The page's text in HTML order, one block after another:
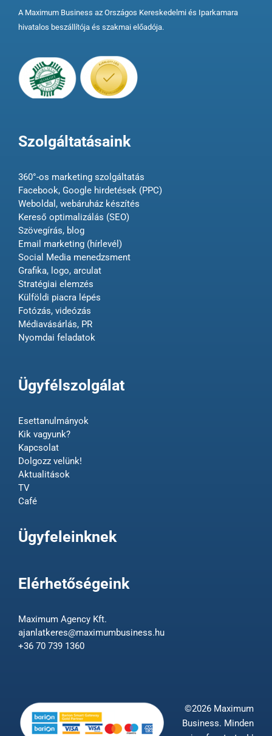
A Maximum Business az Országos Kereskedelmi és Iparkamara
hivatalos beszállítója és szakmai előadója.
Szolgáltatásaink
360°-os marketing szolgáltatás
Facebook, Google hirdetések (PPC)
Weboldal, webáruház készítés
Kereső optimalizálás (SEO)
Szövegírás, blog
Email marketing (hírlevél)
Social Media menedzsment
Grafika, logo, arculat
Stratégiai elemzés
Külföldi piacra lépés
Fotózás, videózás
Médiavásárlás, PR
Nyomdai feladatok
Ügyfélszolgálat
Esettanulmányok
Kik vagyunk?
Kapcsolat
Dolgozz velünk!
Aktualitások
TV
Café
Ügyfeleinknek
Elérhetőségeink
Maximum Agency Kft.
ajanlatkeres@maximumbusiness.hu
+36 70 739 1360
©2026 Maximum
Business. Minden